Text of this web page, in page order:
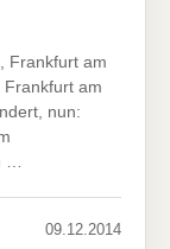
Frankfurt am
am
nun:
…
09.12.2014